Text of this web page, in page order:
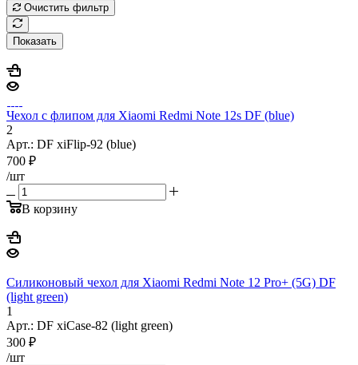
Очистить фильтр
Показать
Чехол с флипом для Xiaomi Redmi Note 12s DF (blue)
2
Арт.: DF xiFlip-92 (blue)
700 ₽
/шт
В корзину
Силиконовый чехол для Xiaomi Redmi Note 12 Pro+ (5G) DF
(light green)
1
Арт.: DF xiCase-82 (light green)
300 ₽
/шт